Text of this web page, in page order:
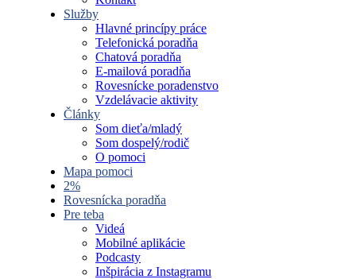
Služby
Hlavné princípy práce
Telefonická poradňa
Chatová poradňa
E-mailová poradňa
Rovesnícke poradenstvo
Vzdelávacie aktivity
Články
Som dieťa/mladý
Som dospelý/rodič
O pomoci
Mapa pomoci
2%
Rovesnícka poradňa
Pre teba
Videá
Mobilné aplikácie
Podcasty
Inšpirácia z Instagramu